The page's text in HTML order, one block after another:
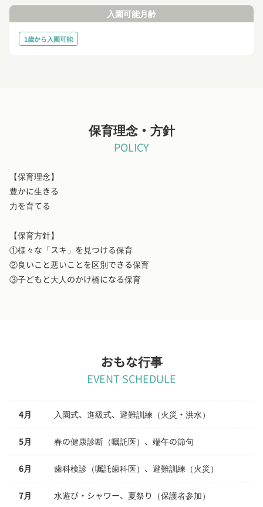
入園可能月齢
1歳から入園可能
保育理念・方針
POLICY
【保育理念】
豊かに生きる
力を育てる
【保育方針】
①様々な「スキ」を見つける保育
②良いこと悪いことを区別できる保育
③子どもと大人のかけ橋になる保育
おもな行事
EVENT SCHEDULE
4月 入園式、進級式、避難訓練（火災・洪水）
5月 春の健康診断（嘱託医）、端午の節句
6月 歯科検診（嘱託歯科医）、避難訓練（火災）
7月 水遊び・シャワー、夏祭り（保護者参加）